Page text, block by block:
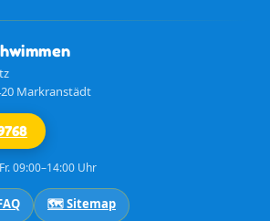
Markranstädt
09:00–14:00 Uhr
🗺️ Sitemap